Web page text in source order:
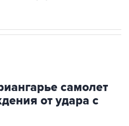
самолет
от удара с